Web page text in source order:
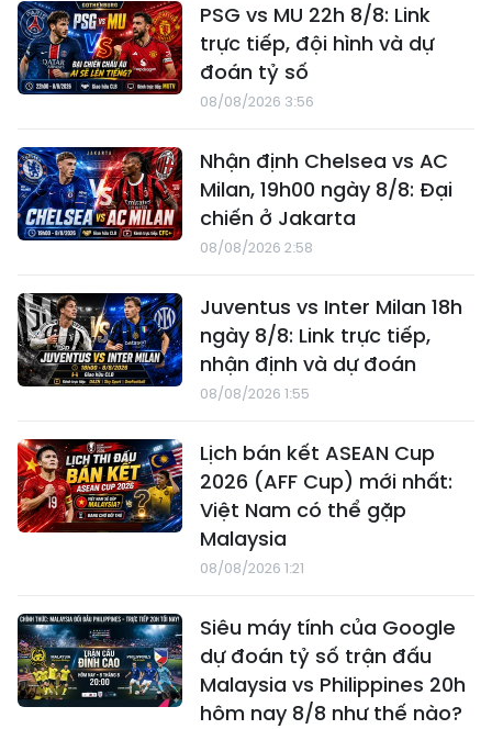
PSG vs MU 22h 8/8: Link
trực tiếp, đội hình và dự
đoán tỷ số
08/08/2026 3:56
Nhận định Chelsea vs AC
Milan, 19h00 ngày 8/8: Đại
chiến ở Jakarta
08/08/2026 2:58
Juventus vs Inter Milan 18h
ngày 8/8: Link trực tiếp,
nhận định và dự đoán
08/08/2026 1:55
Lịch bán kết ASEAN Cup
2026 (AFF Cup) mới nhất:
Việt Nam có thể gặp
Malaysia
08/08/2026 1:21
Siêu máy tính của Google
dự đoán tỷ số trận đấu
Malaysia vs Philippines 20h
hôm nay 8/8 như thế nào?